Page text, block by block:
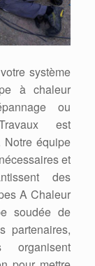
système
à chaleur
ou
est
Notre équipe
et
des
A Chaleur
soudée de
partenaires,
organisent